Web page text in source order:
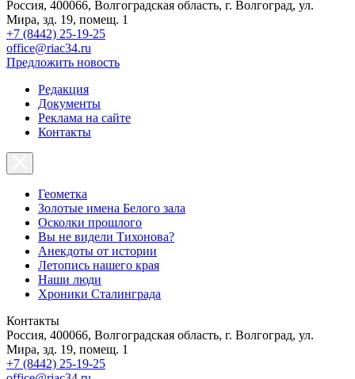
Россия, 400066, Волгоградская область, г. Волгоград, ул.
Мира, зд. 19, помещ. 1
+7 (8442) 25-19-25
office@riac34.ru
Предложить новость
Редакция
Документы
Реклама на сайте
Контакты
Геометка
Золотые имена Белого зала
Осколки прошлого
Вы не видели Тихонова?
Анекдоты от истории
Летопись нашего края
Наши люди
Хроники Сталинграда
Контакты
Россия, 400066, Волгоградская область, г. Волгоград, ул.
Мира, зд. 19, помещ. 1
+7 (8442) 25-19-25